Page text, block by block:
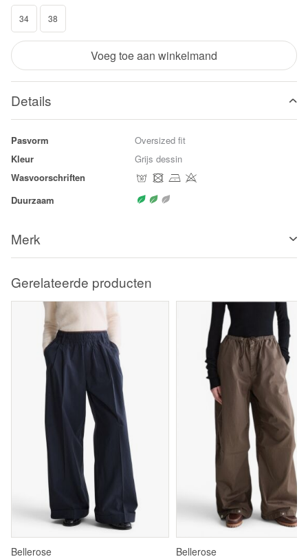
34 38
Voeg toe aan winkelmand
Details
Pasvorm
Oversized fit
Kleur
Grijs dessin
Wasvoorschriften
Duurzaam
Merk
Gerelateerde producten
Bellerose Bellerose